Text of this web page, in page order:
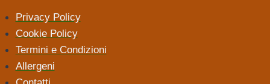
Privacy Policy
Cookie Policy
Termini e Condizioni
Allergeni